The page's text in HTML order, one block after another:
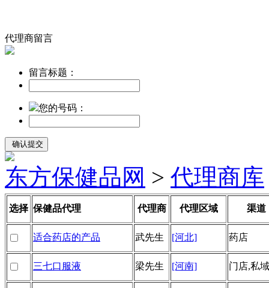
代理商留言
留言标题：
您的号码：
东方保健品网 > 代理商库
选择 保健品代理 代理商 代理区域 渠道
适合药店的产品 武先生 [河北] 药店
三七口服液 梁先生 [河南] 门店,私域